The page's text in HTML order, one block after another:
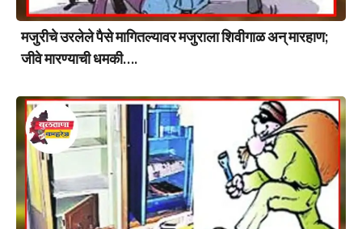
मजुरीचे उरलेले पैसे मागितल्यावर मजुराला शिवीगाळ अन् मारहाण;
जीवे मारण्याची धमकी….